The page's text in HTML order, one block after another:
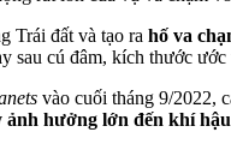
Trái đất và tạo ra hố va
sau cú đâm, kích thước
vào cuối tháng 9/2022,
ảnh hưởng lớn đến khí